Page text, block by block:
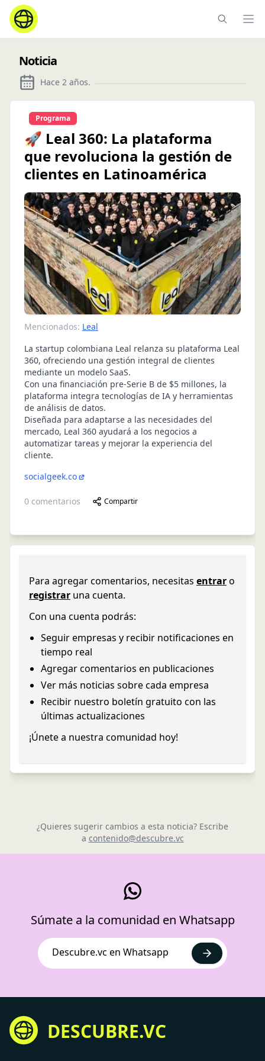
Noticia
Hace 2 años.
Programa
🚀 Leal 360: La plataforma
que revoluciona la gestión de
clientes en Latinoamérica
Mencionados: Leal
La startup colombiana Leal relanza su plataforma Leal
360, ofreciendo una gestión integral de clientes
mediante un modelo SaaS.
Con una financiación pre-Serie B de $5 millones, la
plataforma integra tecnologías de IA y herramientas
de análisis de datos.
Diseñada para adaptarse a las necesidades del
mercado, Leal 360 ayudará a los negocios a
automatizar tareas y mejorar la experiencia del
cliente.
socialgeek.co
0 comentarios Compartir
Para agregar comentarios, necesitas entraro
registrar una cuenta.
Con una cuenta podrás:
Seguir empresas y recibir notificaciones en
tiempo real
Agregar comentarios en publicaciones
Ver más noticias sobre cada empresa
Recibir nuestro boletín gratuito con las
últimas actualizaciones
¡Únete a nuestra comunidad hoy!
¿Quieres sugerir cambios a esta noticia? Escribe
a contenido@descubre.vc
Súmate a la comunidad en Whatsapp
Descubre.vc en Whatsapp
DESCUBRE.VC